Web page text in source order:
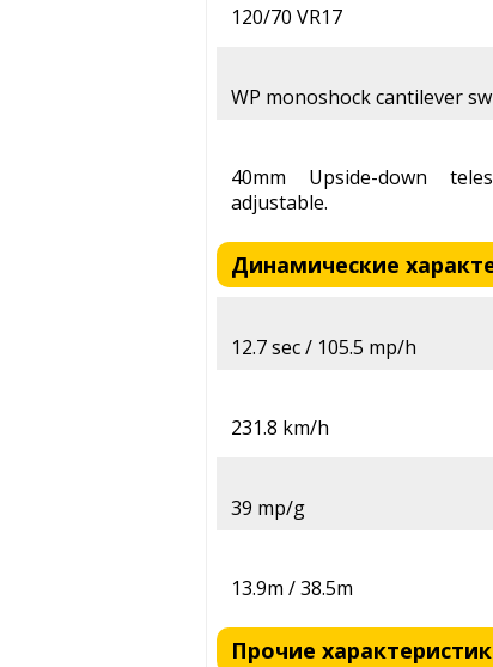
120/70 VR17
WP monoshock cantilever
40mm Upside-down
adjustable.
Динамические
12.7 sec / 105.5 mp/h
231.8 km/h
39 mp/g
13.9m / 38.5m
Прочие